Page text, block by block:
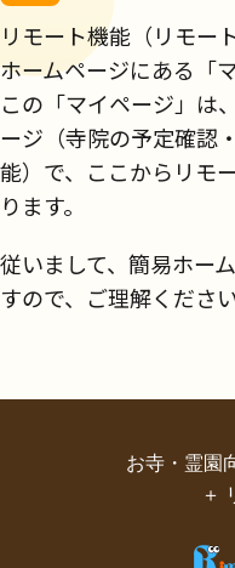
リモート機能（リモー
ホームページにある「
この「マイページ」は
ージ（寺院の予定確認
能）で、ここからリモ
ります。
従いまして、簡易ホー
すので、ご理解ください
お寺・霊園
＋